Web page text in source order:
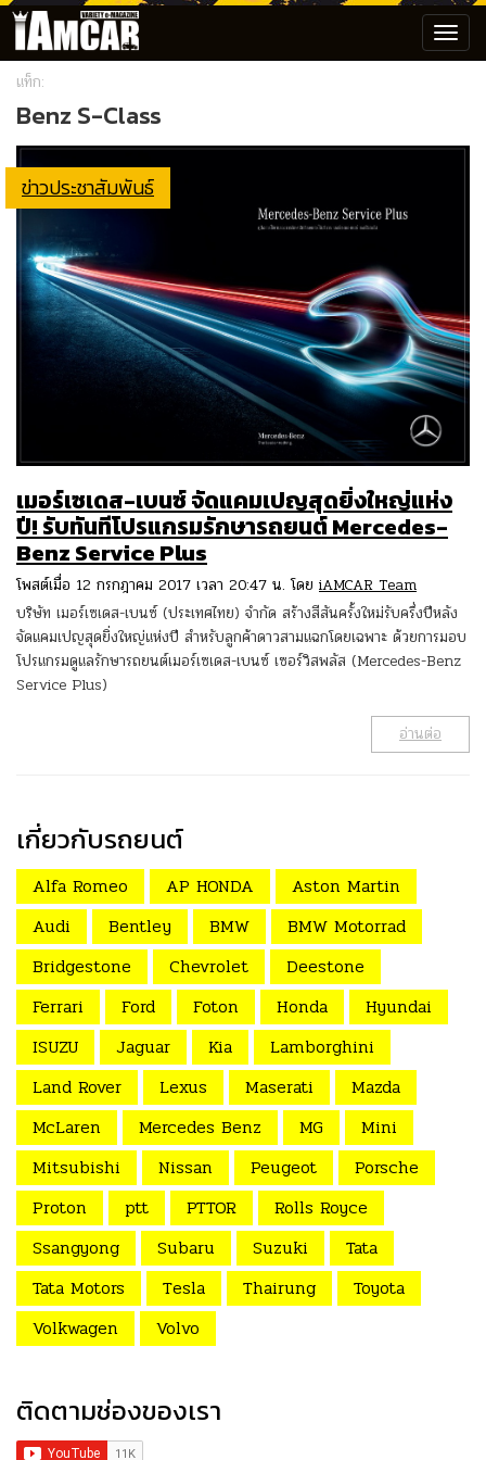
แท็ก:
Benz S-Class
ข่าวประชาสัมพันธ์
เมอร์เซเดส-เบนซ์ จัดแคมเปญสุดยิ่งใหญ่แห่ง
ปี! รับทันทีโปรแกรมรักษารถยนต์ Mercedes-
Benz Service Plus
โพสต์เมื่อ 12 กรกฎาคม 2017 เวลา 20:47 น. โดย iAMCAR Team
บริษัท เมอร์เซเดส-เบนซ์ (ประเทศไทย) จำกัด สร้างสีสันครั้งใหม่รับครึ่งปีหลัง
จัดแคมเปญสุดยิ่งใหญ่แห่งปี สำหรับลูกค้าดาวสามแฉกโดยเฉพาะ ด้วยการมอบ
โปรแกรมดูแลรักษารถยนต์เมอร์เซเดส-เบนซ์ เซอร์วิสพลัส (Mercedes-Benz
Service Plus)
อ่านต่อ
เกี่ยวกับรถยนต์
Alfa Romeo AP HONDA
Aston Martin
Audi
Bentley BMW
BMW Motorrad
Bridgestone
Chevrolet
Deestone
Ferrari
Ford Foton Honda
Hyundai
ISUZU
Jaguar Kia
Lamborghini
Land Rover
Lexus Maserati
Mazda
McLaren
Mercedes Benz MG
Mini
Mitsubishi
Nissan Peugeot
Porsche
Proton
ptt PTTOR
Rolls Royce
Ssangyong
Subaru Suzuki
Tata
Tata Motors
Tesla Thairung
Toyota
Volkwagen
Volvo
ติดตามช่องของเรา